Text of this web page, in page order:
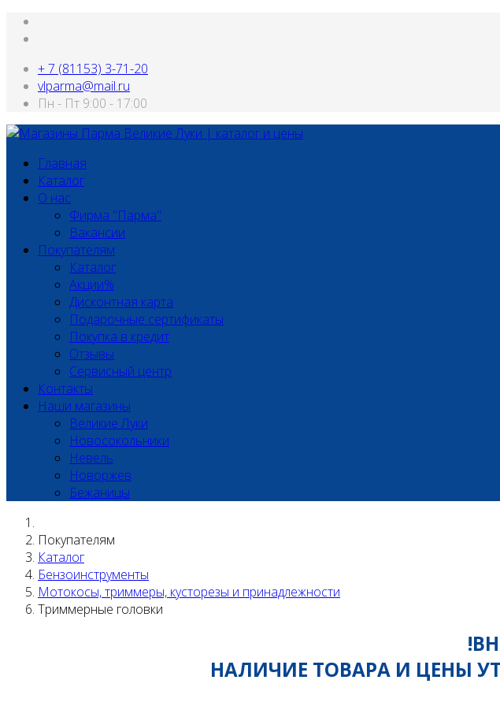
+ 7 (81153) 3-71-20
vlparma@mail.ru
Пн - Пт 9:00 - 17:00
Главная
Каталог
О нас
Фирма "Парма"
Вакансии
Покупателям
Каталог
Акции%
Дисконтная карта
Подарочные сертификаты
Покупка в кредит
Отзывы
Сервисный центр
Контакты
Наши магазины
Великие Луки
Новосокольники
Невель
Новоржев
Бежаницы
Покупателям
Каталог
Бензоинструменты
Мотокосы, триммеры, кусторезы и принадлежности
Триммерные головки
НАЛИЧИЕ ТОВАРА И ЦЕНЫ